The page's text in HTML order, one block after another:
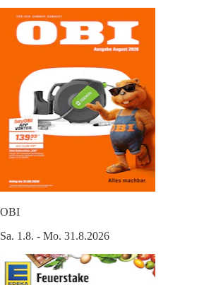
OBI
Sa. 1.8. - Mo. 31.8.2026